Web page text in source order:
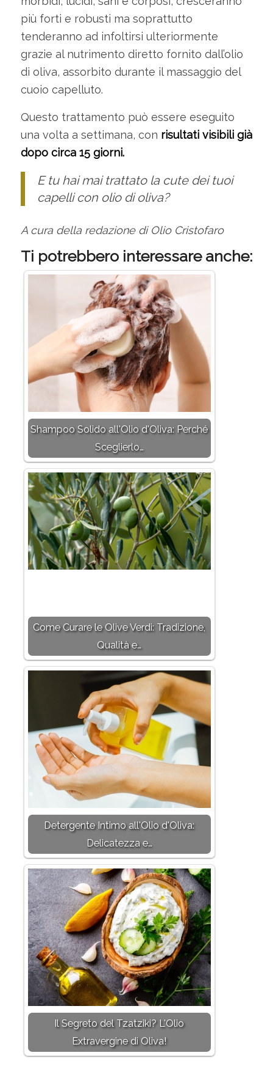
più forti e robusti ma soprattutto
tenderanno ad infoltirsi ulteriormente
grazie al nutrimento diretto fornito dall’olio
di oliva, assorbito durante il massaggio del
cuoio capelluto.
Questo trattamento può essere eseguito
una volta a settimana, con risultati visibili già
dopo circa 15 giorni.
E tu hai mai trattato la cute dei tuoi
capelli con olio di oliva?
A cura della redazione di Olio Cristofaro
Ti potrebbero interessare anche:
Shampoo Solido all'Olio d'Oliva: Perché
Sceglierlo…
Come Curare le Olive Verdi: Tradizione,
Qualità e…
Detergente Intimo all'Olio d'Oliva:
Delicatezza e…
Il Segreto del Tzatziki? L'Olio
Extravergine di Oliva!